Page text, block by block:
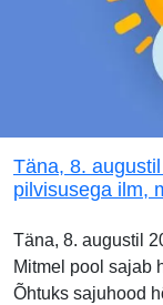
Täna, 8.
pilvisusega ilm,
Täna, 8. augustil
Mitmel pool sajab
Õhtuks sajuhood